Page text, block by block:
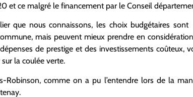
et ce malgré le financement par le Conseil
que nous connaissons, les choix budgétaires
mais peuvent mieux prendre en
de prestige et des investissements coûteux,
la coulée verte.
Robinson, comme on a pu l’entendre lors de la